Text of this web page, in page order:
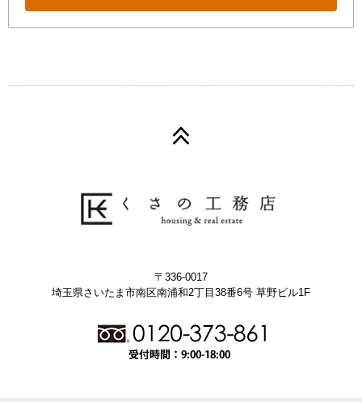
〒336-0017
埼玉県さいたま市南区南浦和2丁目38番6号 草野ビル1F